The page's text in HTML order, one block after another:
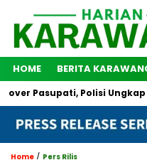
HOME BERITA
Polisi Ungkap
Home / Pers Rilis